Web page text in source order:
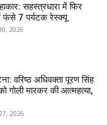
सहस्त्रधारा में फिर
फंसे 7 पर्यटक रेस्क्यू
2026
वरिष्ठ अधिवक्ता पूरण सिंह
गोली मारकर की आत्महत्या,
2026